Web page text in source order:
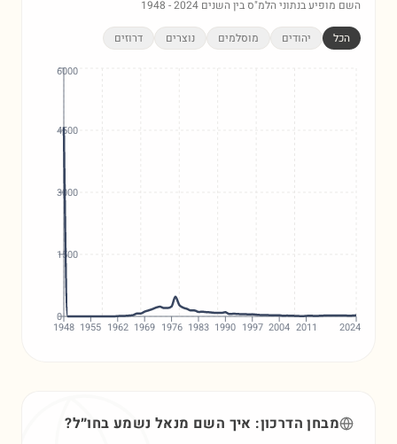
השם מופיע בנתוני הלמ"ס בין השנים 1948 -2024
הכל יהודים מוסלמים נוצרים דרוזים
1948 1955 1962 1969 1976 1983 1990 1997 2004 2011 2024
0
1500
3000
4500
6000
מבחן הדרכון: איך השם מנאל נשמע בחו״ל?